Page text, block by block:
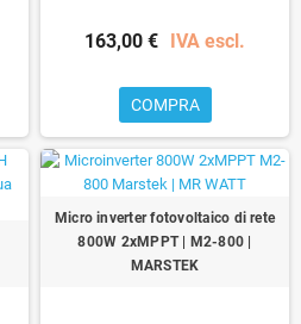
163,00 € IVA escl.
COMPRA
Micro inverter fotovoltaico di rete
800W 2xMPPT | M2-800 |
MARSTEK